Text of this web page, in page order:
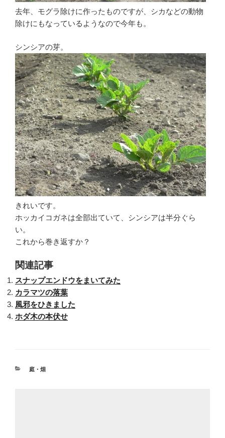
去年、モグラ除けに作ったものですが、シカなどの動物
除けにもなっているようなので今年も。
シンシアの芽。
きれいです。
ホッカイコガネは全部出ていて、シンシアは半分ぐら
い。
これから巻き返すか？
関連記事
スナップエンドウをまいてみた
カラマツの落葉
風邪をひきました
ホダ木の本伏せ
カ
庭・畑